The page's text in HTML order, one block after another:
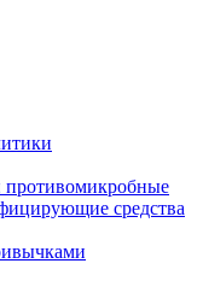
противомикробные
средства